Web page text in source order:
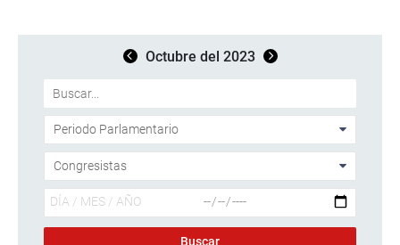
Octubre del 2023